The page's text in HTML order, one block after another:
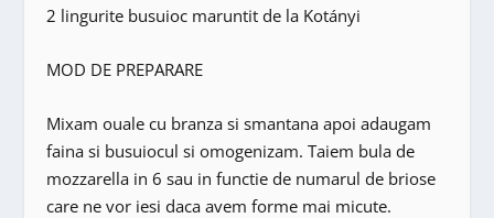
2 lingurite busuioc maruntit de la Kotányi
MOD DE PREPARARE
Mixam ouale cu branza si smantana apoi adaugam
faina si busuiocul si omogenizam. Taiem bula de
mozzarella in 6 sau in functie de numarul de briose
care ne vor iesi daca avem forme mai micute.